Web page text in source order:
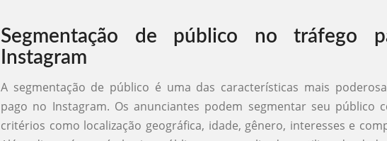
Segmentação de público no tráfego
Instagram
A segmentação de público é uma das características mais
pago no Instagram. Os anunciantes podem segmentar seu público
critérios como localização geográfica, idade, gênero, interesses e